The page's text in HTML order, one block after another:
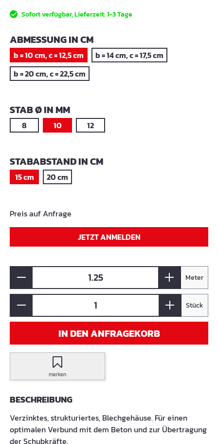
Sofort verfügbar, Lieferzeit: 1-3 Tage
ABMESSUNG IN CMAUSWÄHLEN
b = 10 cm, c = 12,5 cm
b = 14 cm, c = 17,5 cm
b = 20 cm, c = 22,5 cm
STAB Ø IN MMAUSWÄHLEN
8 10 12
STABABSTAND IN CMAUSWÄHLEN
15 cm 20 cm
Preis auf Anfrage
JETZT ANMELDEN
Meter
Stück
IN DEN ANFRAGEKORB
merken
BESCHREIBUNG
Verzinktes, strukturiertes, Blechgehäuse. Für einen
optimalen Verbund mit dem Beton und zur Übertragung
der Schubkräfte.